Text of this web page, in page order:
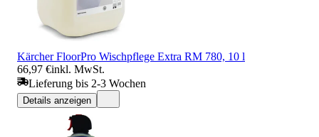
Kärcher FloorPro Wischpflege Extra RM 780, 10 l
66,97 €inkl. MwSt.
Lieferung bis 2-3 Wochen
Details anzeigen